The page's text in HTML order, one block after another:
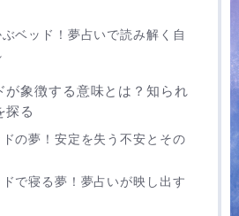
ベッド！夢占いで読み解く自
が象徴する意味とは？知られ
探る
の夢！安定を失う不安とその
で寝る夢！夢占いが映し出す